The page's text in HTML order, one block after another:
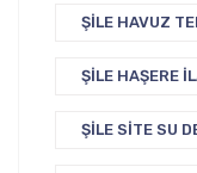
ŞILE HAVUZ
ŞILE HAŞERE
ŞILE SITE SU